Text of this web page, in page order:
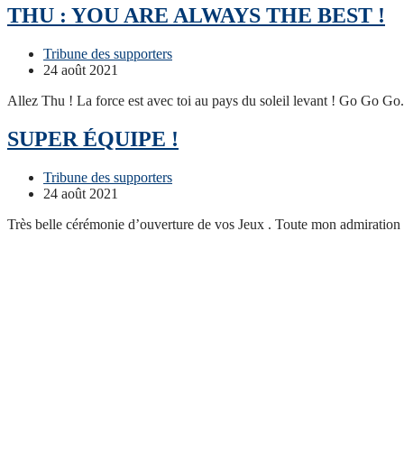
THU : YOU ARE ALWAYS THE BEST !
Post
Category:
Tribune des supporters
Post
24 août 2021
Allez Thu ! La force est avec toi au pays du soleil levant ! Go Go
SUPER ÉQUIPE !
Post
Category:
Tribune des supporters
Post
24 août 2021
Très belle cérémonie d’ouverture de vos Jeux . Toute mon